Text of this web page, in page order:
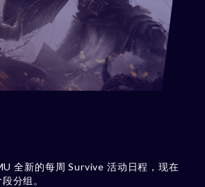
全新的每周 Survive 活动日程，现在
分组。